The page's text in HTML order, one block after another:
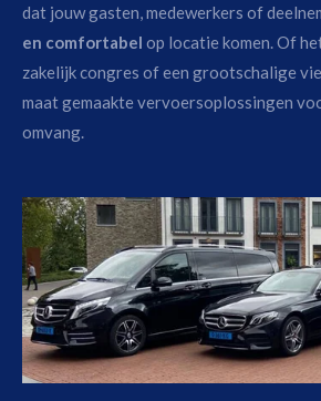
dat jouw gasten, medewerkers of
en comfortabel op locatie komen. Of
zakelijk congres of een grootschalige
maat gemaakte vervoersoplossingen
omvang.